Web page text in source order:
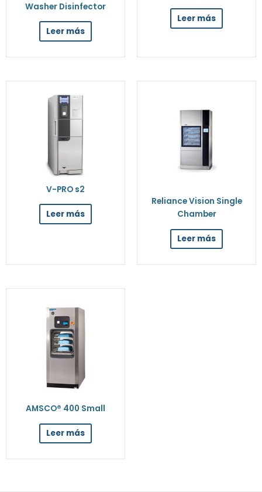
Washer Disinfector
Leer más
Leer más
V-PRO s2
Leer más
Reliance Vision Single
Chamber
Leer más
AMSCO® 400 Small
Leer más